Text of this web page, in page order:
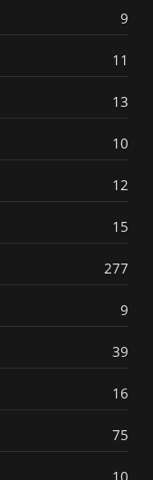
9
11
13
10
12
15
277
9
39
16
75
10